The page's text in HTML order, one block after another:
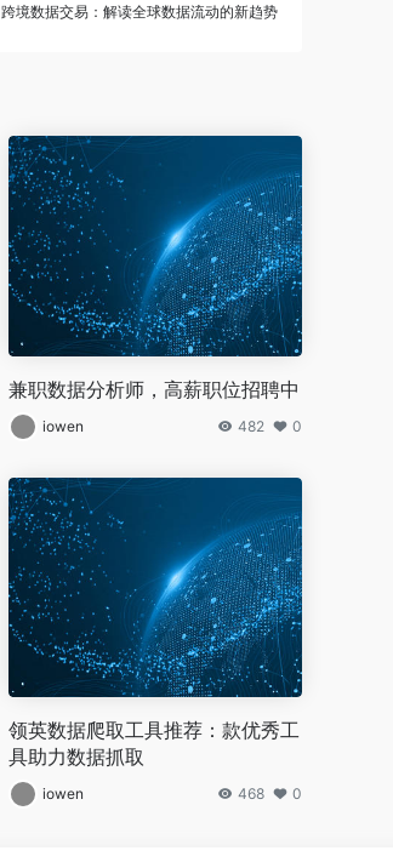
跨境数据交易：解读全球数据流动的新趋势
兼职数据分析师，高薪职位招聘中
iowen 482 0
领英数据爬取工具推荐：款优秀工
具助力数据抓取
iowen 468 0